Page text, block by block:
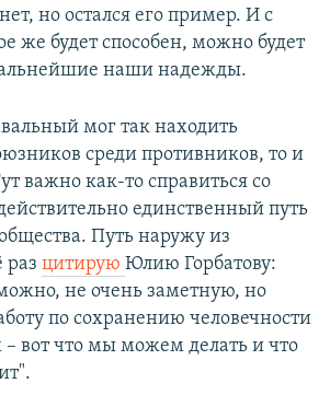
но остался его пример. И с
же будет способен, можно будет
наши надежды.
мог так находить
среди противников, то и
важно как-то справиться со
единственный путь
Путь наружу из
раз цитирую Юлию Горбатову:
не очень заметную, но
по сохранению человечности
– вот что мы можем делать и что